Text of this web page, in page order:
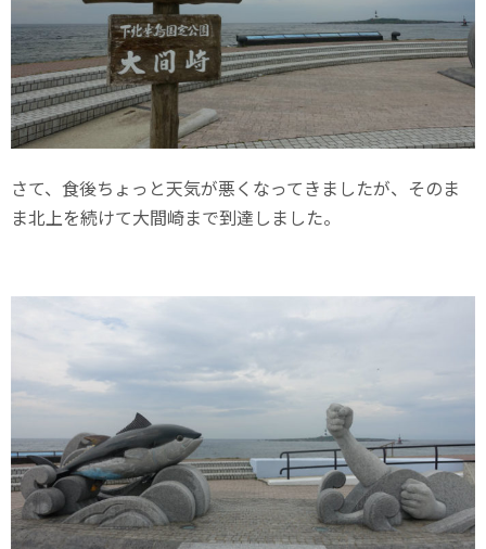
さて、食後ちょっと天気が悪くなってきましたが、そのま
ま北上を続けて大間崎まで到達しました。